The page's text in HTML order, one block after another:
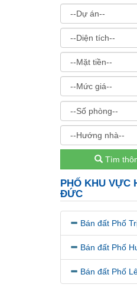
Tìm
PHỐ KHU VỰC
ĐỨC
Bán đất Phố
Bán đất Phố
Bán đất Phố